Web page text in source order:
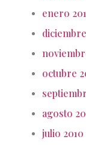
enero
octubre
agosto
julio 2010